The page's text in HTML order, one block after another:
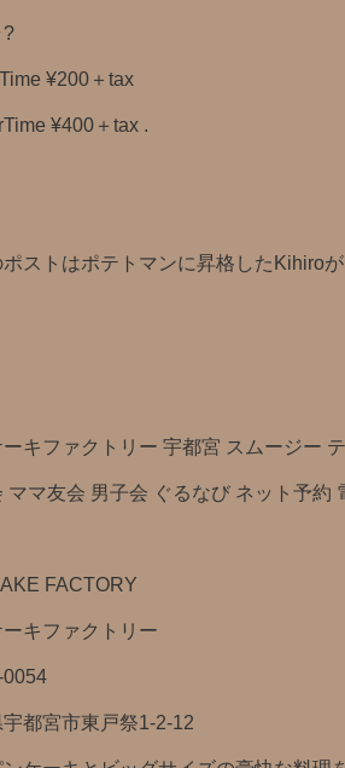
?
¥200＋tax
¥400＋tax .
ポストはポテトマンに昇格したKihiro
キファクトリー 宇都宮 スムージー
ママ友会 男子会 ぐるなび ネット予約
FACTORY
キファクトリー
0054
都宮市東戸祭1-2-12